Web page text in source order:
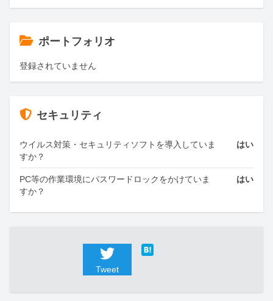
ポートフォリオ
登録されていません
セキュリティ
ウイルス対策・セキュリティソフトを導入していま
すか？
はい
PC等の作業環境にパスワードロックをかけていま
すか？
はい
Tweet